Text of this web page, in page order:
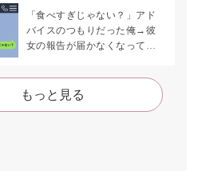
「食べすぎじゃない？」アド
バイスのつもりだった俺→彼
女の報告が届かなくなって、
た
もっと見る